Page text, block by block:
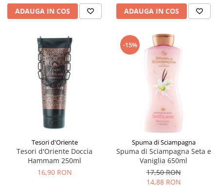
ADAUGA IN COS ADAUGA IN COS
Tesori d'Oriente
Tesori d'Oriente Doccia
Hammam 250ml
16,90 RON
-15%
Spuma di Sciampagna
Spuma di Sciampagna Seta e
Vaniglia 650ml
17,50 RON
14,88 RON